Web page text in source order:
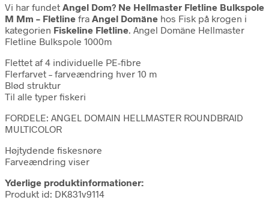
Vi har fundet Angel Dom? Ne Hellmaster Fletline Bulkspole
M Mm – Fletline fra Angel Domäne hos Fisk på krogen i
kategorien Fiskeline Fletline. Angel Domäne Hellmaster
Fletline Bulkspole 1000m
Flettet af 4 individuelle PE-fibre
Flerfarvet – farveændring hver 10 m
Blød struktur
Til alle typer fiskeri
FORDELE: ANGEL DOMAIN HELLMASTER ROUNDBRAID
MULTICOLOR
Højtydende fiskesnøre
Farveændring viser
Yderlige produktinformationer:
Produkt id: DK831v9114